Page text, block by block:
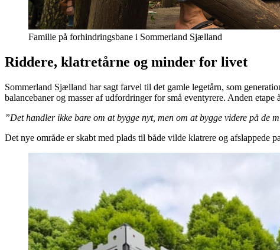
Familie på forhindringsbane i Sommerland Sjælland
Riddere, klatretårne og minder for livet
Sommerland Sjælland har sagt farvel til det gamle legetårn, som
balancebaner og masser af udfordringer for små eventyrere. Anden
”Det handler ikke bare om at bygge nyt, men om at bygge videre på de
Det nye område er skabt med plads til både vilde klatrere og afslappede